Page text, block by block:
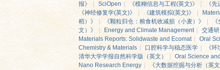
报》
SciOpen 《模糊信息与工程(英文)》
《
《神经修复学(英文)》
《建筑模拟(英文)》
稻）》
《颗粒归仓：粮食机收减损（小麦）》
文）》
Energy and Climate Management
交通
Materials Reports: Solidwaste and Ecomat
Oral
Chemistry & Materials
口腔科学与稳态医学
《
清华大学学报自然科学版（英文）
Oral Science
Nano Research Energy
《大数据挖掘与分析（英